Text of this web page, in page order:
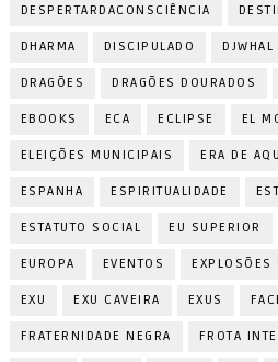
DESPERTARDACONSCIÊNCIA
DHARMA DISCIPULADO
DRAGÕES DRAGÕES DOURADOS
EBOOKS ECA ECLIPSE EL
ELEIÇÕES MUNICIPAIS ERA DE
ESPANHA ESPIRITUALIDADE
ESTATUTO SOCIAL EU SUPERIOR
EUROPA EVENTOS EXPLOSÕES
EXU EXU CAVEIRA EXUS
FRATERNIDADE NEGRA FROTA